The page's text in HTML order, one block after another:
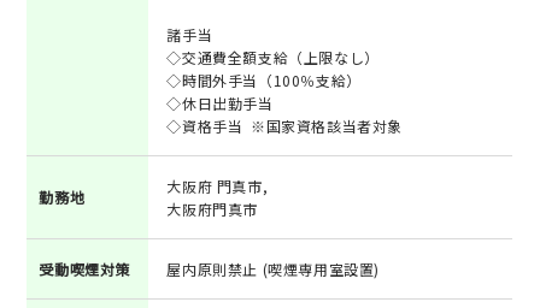
諸手当
◇交通費全額支給（上限なし）
◇時間外手当（100％支給）
◇休日出勤手当
◇資格手当 ※国家資格該当者対象
勤務地
大阪府 門真市,
大阪府門真市
受動喫煙対策 屋内原則禁止 (喫煙専用室設置)